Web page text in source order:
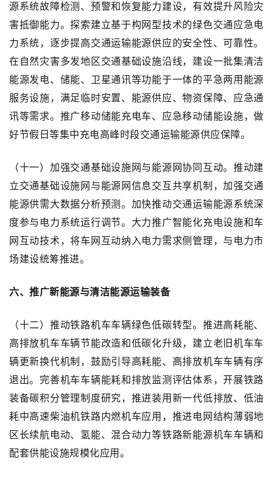
源系统故障检测、预警和恢复能力建设，有效提升风险灾
害抵御能力。探索建立基于构网型技术的绿色交通应急电
力系统，逐步提高交通运输能源供应的安全性、可靠性。
在自然灾害多发地区交通基础设施沿线，建设一批集清洁
能源发电、储能、卫星通讯等功能于一体的平急两用能源
服务设施，满足临时安置、能源供应、物资保障、应急通
讯等需求。推广移动储能充电车、应急移动储能设施，做
好节假日等集中充电高峰时段交通运输能源供应保障。
（十一）加强交通基础设施网与能源网协同互动。推动建
立交通基础设施网与能源网信息交互共享机制，加强交通
能源供需大数据分析预测。加快推动交通运输能源系统深
度参与电力系统运行调节。大力推广智能化充电设施和车
网互动技术，将车网互动纳入电力需求侧管理，与电力市
场建设统筹推进。
六、推广新能源与清洁能源运输装备
（十二）推动铁路机车车辆绿色低碳转型。推进高耗能、
高排放机车车辆节能改造和低碳化升级，建立老旧机车车
辆更新换代机制，鼓励引导高耗能、高排放机车车辆有序
退出。完善机车车辆能耗和排放监测评估体系，开展铁路
装备碳积分管理制度研究，推进装用新一代低排放、低油
耗中高速柴油机铁路内燃机车应用，推进电网结构薄弱地
区长续航电动、氢能、混合动力等铁路新能源机车车辆和
配套供能设施规模化应用。